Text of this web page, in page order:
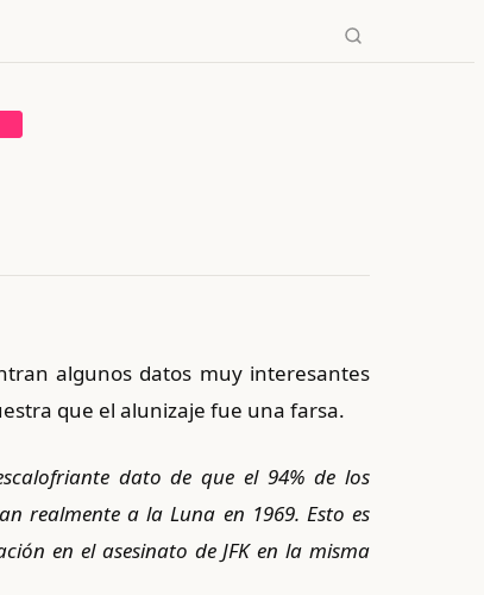
algunos datos muy interesantes
que el alunizaje fue una farsa.
dato de que el 94% de los
realmente a la Luna en 1969. Esto es
en el asesinato de JFK en la misma